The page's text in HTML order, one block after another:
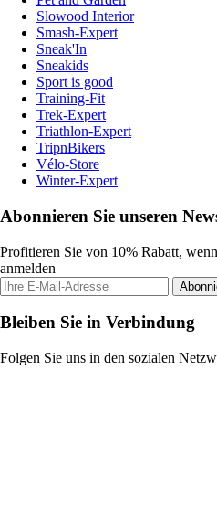
Slowood Interior
Smash-Expert
Sneak'In
Sneakids
Sport is good
Training-Fit
Trek-Expert
Triathlon-Expert
TripnBikers
Vélo-Store
Winter-Expert
Abonnieren Sie unseren
Profitieren Sie von 10% Rabatt,
anmelden
Bleiben Sie in Verbindung
Folgen Sie uns in den sozialen